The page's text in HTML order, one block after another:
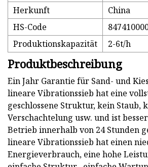
Herkunft
China
HS-Code
Produktionskapazität
2-6t/h
Produktbeschreibung
Ein Jahr Garantie für Sand- und
lineare Vibrationssieb hat eine
geschlossene Struktur, kein Staub,
Verschachtelung usw. und ist
Betrieb innerhalb von 24 Stunden
lineare Vibrationssieb hat einen
Energieverbrauch, eine hohe